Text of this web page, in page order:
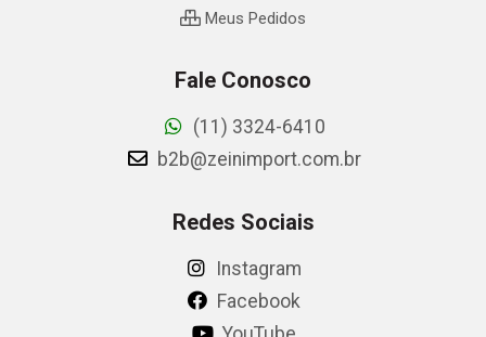
Meus Pedidos
Fale Conosco
(11) 3324-6410
b2b@zeinimport.com.br
Redes Sociais
Instagram
Facebook